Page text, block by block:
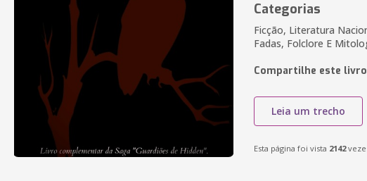
Categorias
Ficção, Literatura
Fadas, Folclore E
Compartilhe este livro
Leia um trecho
Esta página foi vista 2142